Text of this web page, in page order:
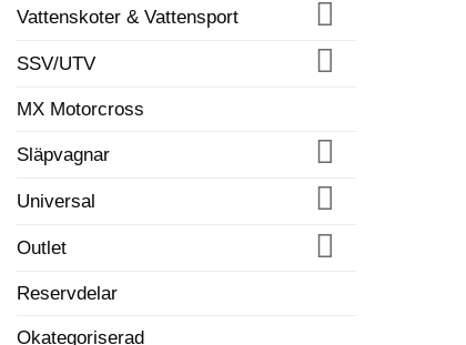
Vattenskoter & Vattensport
SSV/UTV
MX Motorcross
Släpvagnar
Universal
Outlet
Reservdelar
Okategoriserad